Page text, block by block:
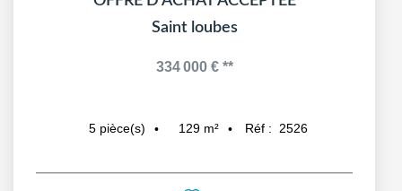
Saint loubes
334 000 €**
5 pièce(s) 129 m² Réf : 2526